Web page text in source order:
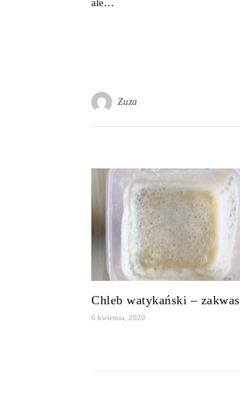
ale…
Zuza
Chleb watykański – zakwas
6 kwietnia, 2020